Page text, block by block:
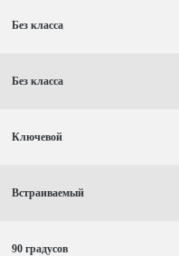
Без класса
Без класса
Ключевой
Встраиваемый
90 градусов